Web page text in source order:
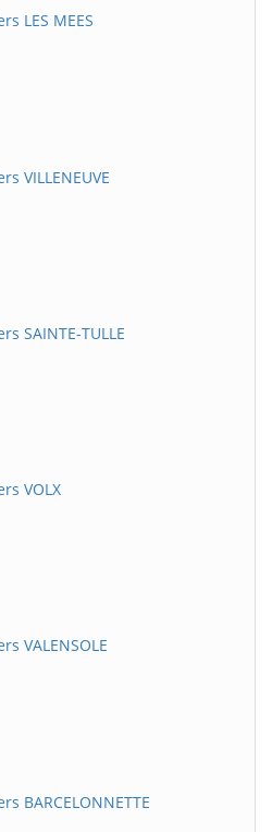
LES MEES
VILLENEUVE
SAINTE-TULLE
VOLX
VALENSOLE
BARCELONNETTE